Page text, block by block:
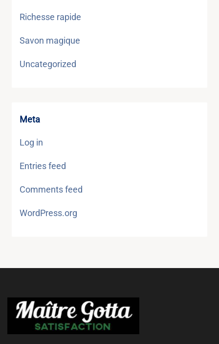
Richesse rapide
Savon magique
Uncategorized
Meta
Log in
Entries feed
Comments feed
WordPress.org